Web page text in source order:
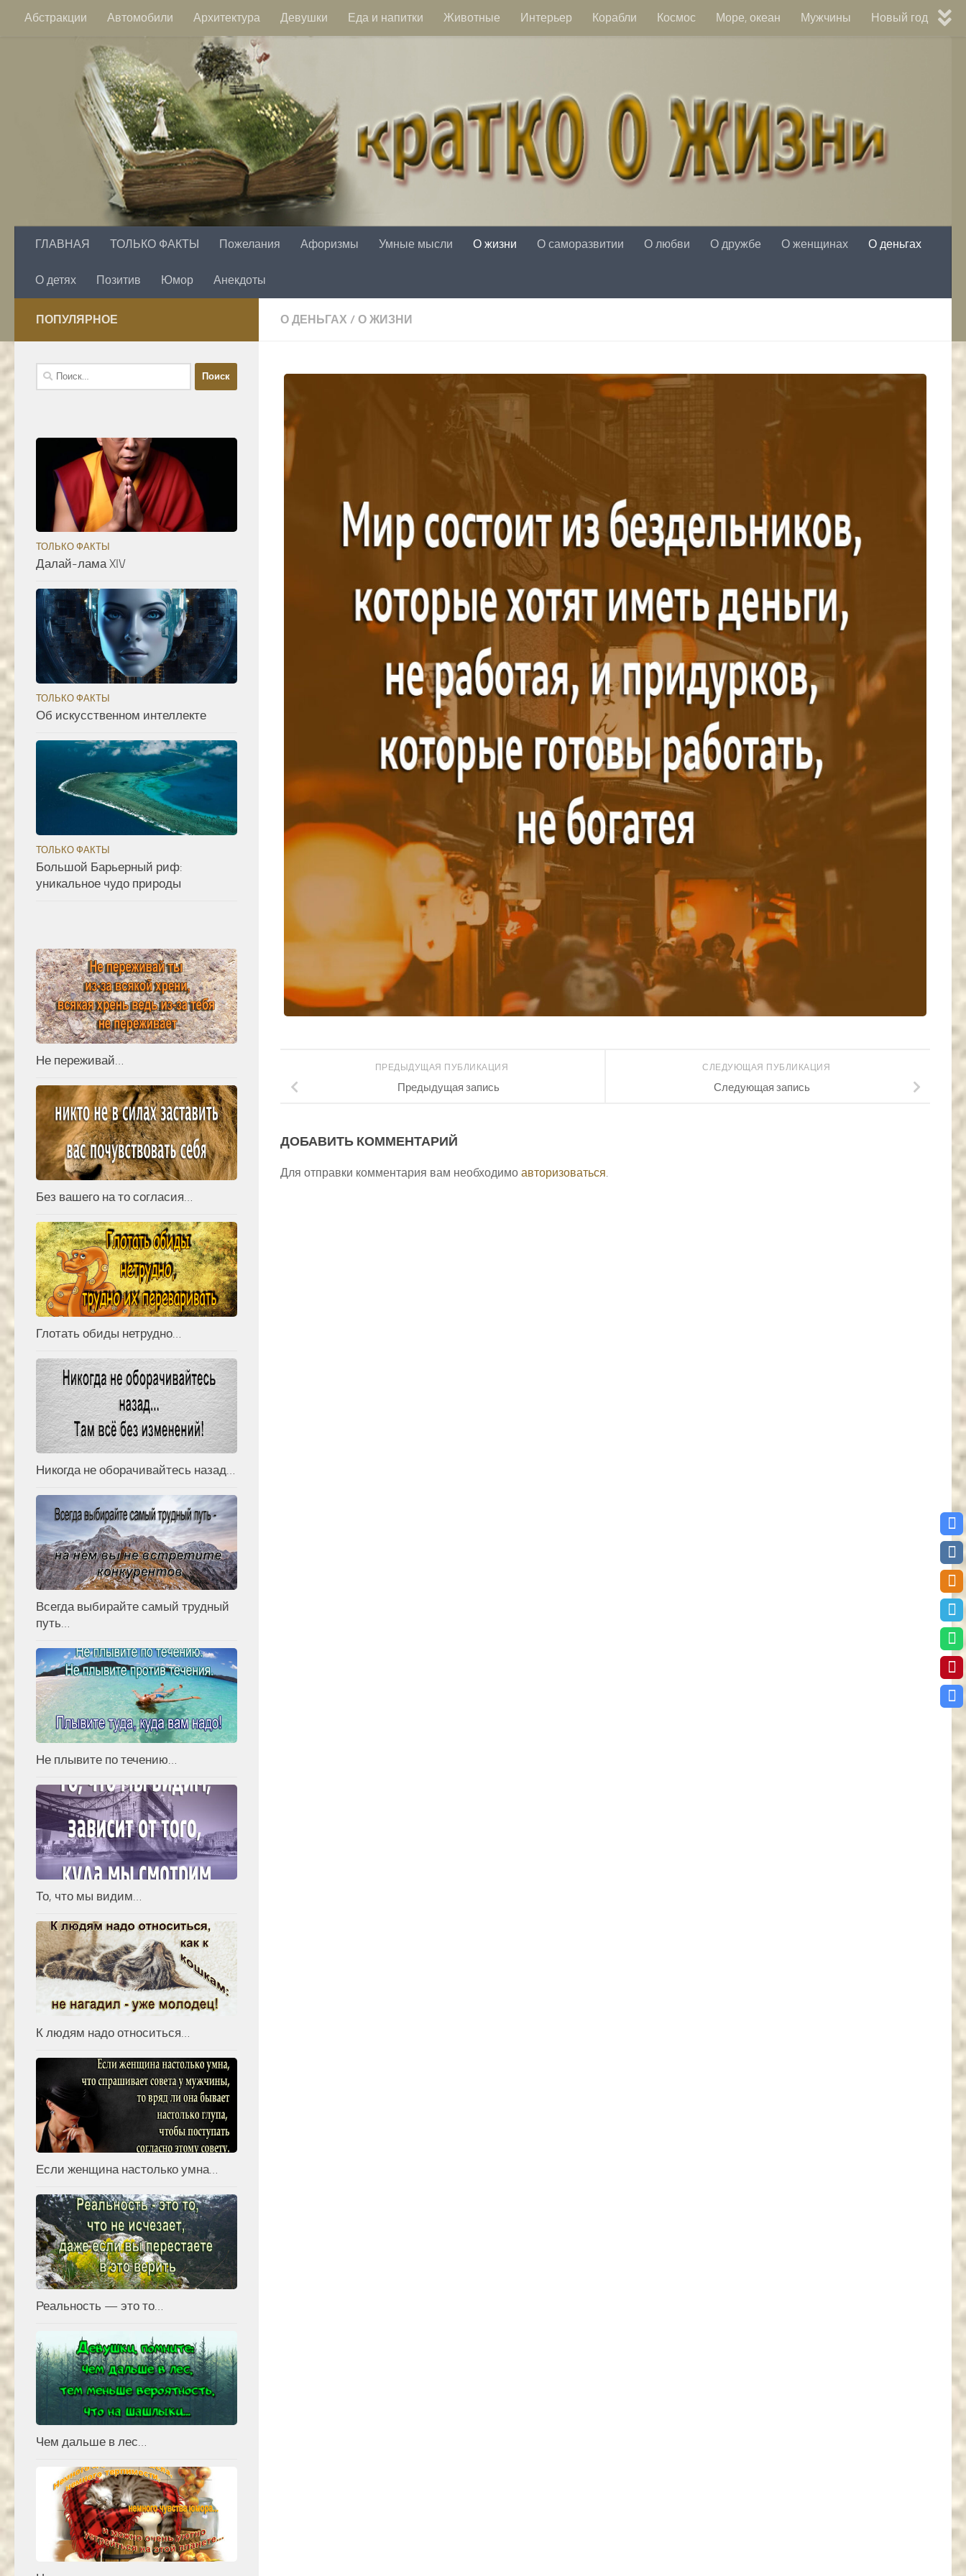
Перейти к содержимому
Абстракции Автомобили Архитектура Девушки Еда и напитки Животные Интерьер Корабли Космос Море, океан Мужчины Новый год
Фэнтези
ГЛАВНАЯ ТОЛЬКО ФАКТЫ Пожелания Афоризмы Умные мысли О жизни О саморазвитии О любви О дружбе О женщинах О деньгах
О детях Позитив Юмор Анекдоты
О ДЕНЬГАХ / О ЖИЗНИ
СЛЕДУЮЩАЯ ПУБЛИКАЦИЯ
Следующая запись
ПРЕДЫДУЩАЯ ПУБЛИКАЦИЯ
Предыдущая запись
ДОБАВИТЬ КОММЕНТАРИЙ
Для отправки комментария вам необходимо авторизоваться
ПОПУЛЯРНОЕ
Найти:
ТОЛЬКО ФАКТЫ
Далай-лама XIV
ТОЛЬКО ФАКТЫ
Об искусственном интеллекте
ТОЛЬКО ФАКТЫ
Большой Барьерный риф:
уникальное чудо природы
Не переживай…
Без вашего на то согласия…
Глотать обиды нетрудно…
Никогда не оборачивайтесь назад…
Всегда выбирайте самый трудный
путь…
Не плывите по течению…
То, что мы видим…
К людям надо относиться…
Если женщина настолько умна…
Реальность — это то…
Чем дальше в лес…